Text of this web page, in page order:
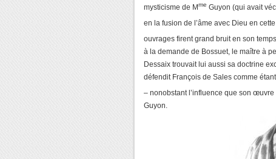
mysticisme de Mme Guyon (qui avait
en la fusion de l’âme avec Dieu en
ouvrages firent grand bruit en son temps
à la demande de Bossuet, le maître à
Dessaix trouvait lui aussi sa doctrine
défendit François de Sales comme
– nonobstant l’influence que son
Guyon.